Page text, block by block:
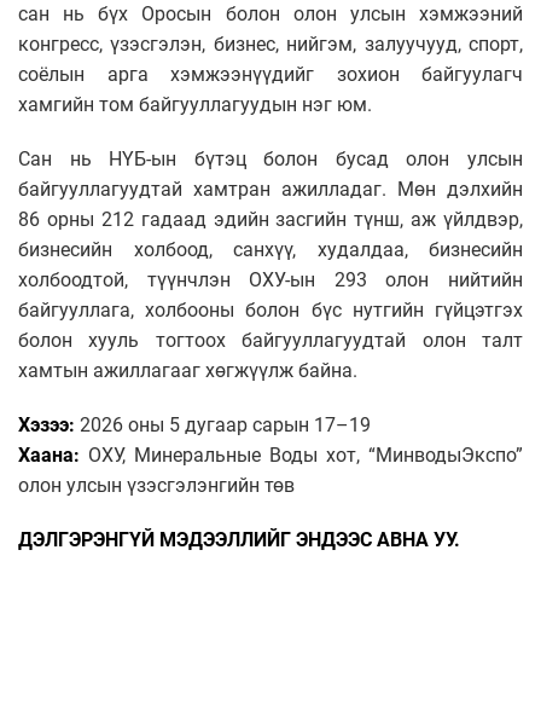
сан нь бүх Оросын болон олон улсын хэмжээний
конгресс, үзэсгэлэн, бизнес, нийгэм, залуучууд, спорт,
соёлын арга хэмжээнүүдийг зохион байгуулагч
хамгийн том байгууллагуудын нэг юм.
Сан нь НҮБ-ын бүтэц болон бусад олон улсын
байгууллагуудтай хамтран ажилладаг. Мөн дэлхийн
86 орны 212 гадаад эдийн засгийн түнш, аж үйлдвэр,
бизнесийн холбоод, санхүү, худалдаа, бизнесийн
холбоодтой, түүнчлэн ОХУ-ын 293 олон нийтийн
байгууллага, холбооны болон бүс нутгийн гүйцэтгэх
болон хууль тогтоох байгууллагуудтай олон талт
хамтын ажиллагааг хөгжүүлж байна.
Хэзээ: 2026 оны 5 дугаар сарын 17–19
Хаана: ОХУ, Минеральные Воды хот, “МинводыЭкспо”
олон улсын үзэсгэлэнгийн төв
ДЭЛГЭРЭНГҮЙ МЭДЭЭЛЛИЙГ ЭНДЭЭС АВНА УУ.